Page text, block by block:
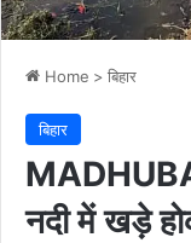
Home > बिहार
बिहार
नदी में खड़े